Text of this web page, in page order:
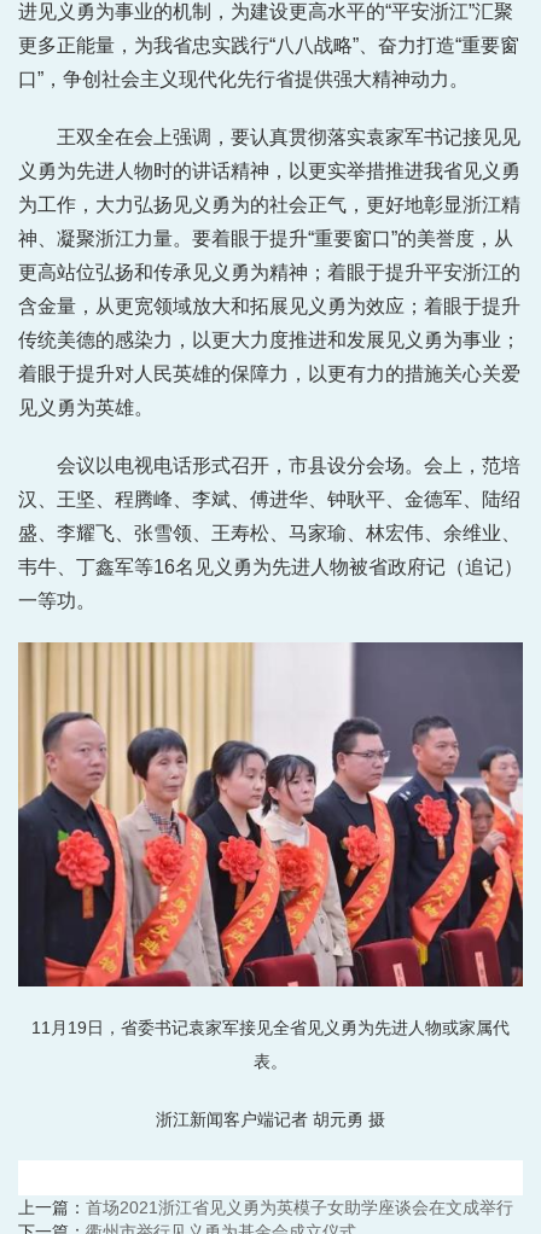
进见义勇为事业的机制，为建设更高水平的“平安浙江”汇聚
更多正能量，为我省忠实践行“八八战略”、奋力打造“重要窗
口”，争创社会主义现代化先行省提供强大精神动力。
王双全在会上强调，要认真贯彻落实袁家军书记接见见
义勇为先进人物时的讲话精神，以更实举措推进我省见义勇
为工作，大力弘扬见义勇为的社会正气，更好地彰显浙江精
神、凝聚浙江力量。要着眼于提升“重要窗口”的美誉度，从
更高站位弘扬和传承见义勇为精神；着眼于提升平安浙江的
含金量，从更宽领域放大和拓展见义勇为效应；着眼于提升
传统美德的感染力，以更大力度推进和发展见义勇为事业；
着眼于提升对人民英雄的保障力，以更有力的措施关心关爱
见义勇为英雄。
会议以电视电话形式召开，市县设分会场。会上，范培
汉、王坚、程腾峰、李斌、傅进华、钟耿平、金德军、陆绍
盛、李耀飞、张雪领、王寿松、马家瑜、林宏伟、余维业、
韦牛、丁鑫军等16名见义勇为先进人物被省政府记（追记）
一等功。
11月19日，省委书记袁家军接见全省见义勇为先进人物或家属代
表。
浙江新闻客户端记者 胡元勇 摄
上一篇： 首场2021浙江省见义勇为英模子女助学座谈会在文成举行